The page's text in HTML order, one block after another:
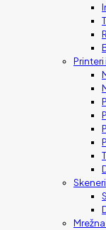
Printeri
Skeneri